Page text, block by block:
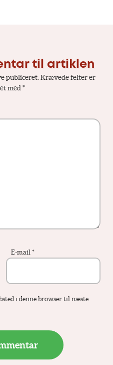
til artiklen
publiceret. Krævede felter er
med *
E-mail *
i denne browser til næste